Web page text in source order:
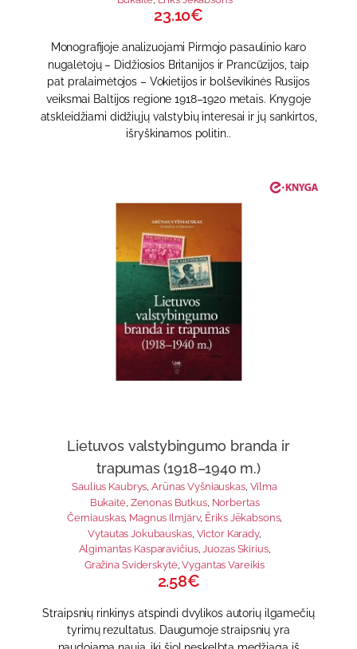
23.10€
Monografijoje analizuojami Pirmojo pasaulinio karo
nugalėtojų – Didžiosios Britanijos ir Prancūzijos, taip
pat pralaimėtojos – Vokietijos ir bolševikinės Rusijos
veiksmai Baltijos regione 1918–1920 metais. Knygoje
atskleidžiami didžiųjų valstybių interesai ir jų sankirtos,
išryškinamos politin..
Lietuvos valstybingumo branda ir
trapumas (1918–1940 m.)
Saulius Kaubrys,Arūnas Vyšniauskas, Vilma
Bukaitė, Zenonas Butkus, Norbertas
Černiauskas, Magnus Ilmjärv, Ēriks Jēkabsons,
Vytautas Jokubauskas, Victor Karady,
Algimantas Kasparavičius,Juozas Skirius,
Gražina Sviderskytė,Vygantas Vareikis
2.58€
Straipsnių rinkinys atspindi dvylikos autorių ilgamečių
tyrimų rezultatus. Daugumoje straipsnių yra